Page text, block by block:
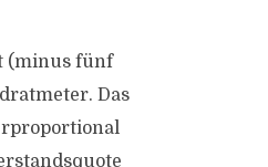
(minus fünf
Das